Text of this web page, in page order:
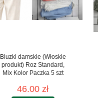
Bluzki damskie (Włoskie
produkt) Roz Standard,
Mix Kolor Paczka 5 szt
46.00 zł